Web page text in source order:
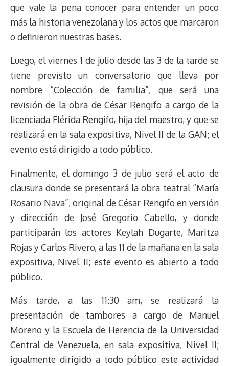
que vale la pena conocer para entender un poco
más la historia venezolana y los actos que marcaron
o definieron nuestras bases.
Luego, el viernes 1 de julio desde las 3 de la tarde se
tiene previsto un conversatorio que lleva por
nombre “Colección de familia”, que será una
revisión de la obra de César Rengifo a cargo de la
licenciada Flérida Rengifo, hija del maestro, y que se
realizará en la sala expositiva, Nivel II de la GAN; el
evento está dirigido a todo público.
Finalmente, el domingo 3 de julio será el acto de
clausura donde se presentará la obra teatral “María
Rosario Nava”, original de César Rengifo en versión
y dirección de José Gregorio Cabello, y donde
participarán los actores Keylah Dugarte, Maritza
Rojas y Carlos Rivero, a las 11 de la mañana en la sala
expositiva, Nivel II; este evento es abierto a todo
público.
Más tarde, a las 11:30 am, se realizará la
presentación de tambores a cargo de Manuel
Moreno y la Escuela de Herencia de la Universidad
Central de Venezuela, en sala expositiva, Nivel II;
igualmente dirigido a todo público este actividad